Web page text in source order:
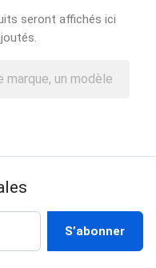
seront affichés ici